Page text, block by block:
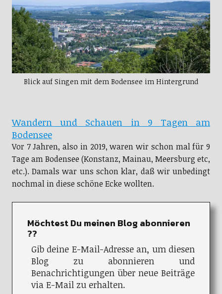
Blick auf Singen mit dem Bodensee im Hintergrund
Wandern und Schauen in 9 Tagen am
Bodensee
Vor 7 Jahren, also in 2019, waren wir schon mal für 9
Tage am Bodensee (Konstanz, Mainau, Meersburg etc,
etc.). Damals war uns schon klar, daß wir unbedingt
nochmal in diese schöne Ecke wollten.
Möchtest Du meinen Blog abonnieren
??
Gib deine E-Mail-Adresse an, um diesen
Blog zu abonnieren und
Benachrichtigungen über neue Beiträge
via E-Mail zu erhalten.